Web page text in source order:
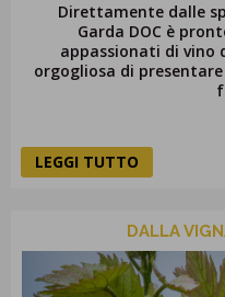
Direttamente dalle
Garda DOC è
appassionati di vino
orgogliosa di
LEGGI TUTTO
DALLA